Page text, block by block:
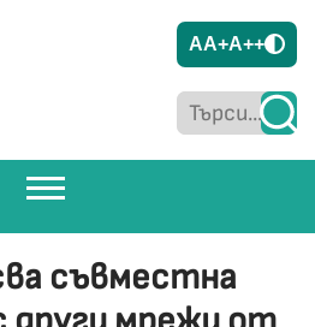
AA+A++
съвместна